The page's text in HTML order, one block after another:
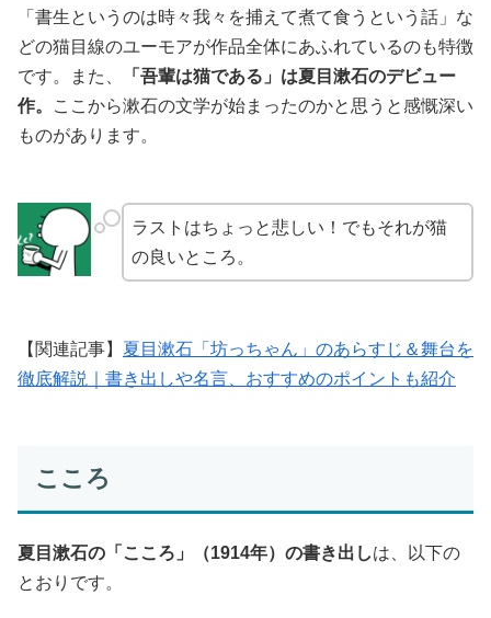
「書生というのは時々我々を捕えて煮て食うという話」な
どの猫目線のユーモアが作品全体にあふれているのも特徴
です。また、
「吾輩は猫である」は夏目漱石のデビュー
作。
ここから漱石の文学が始まったのかと思うと感慨深い
ものがあります。
ラストはちょっと悲しい！でもそれが猫
の良いところ。
【関連記事】 夏目漱石「坊っちゃん」のあらすじ＆舞台を
徹底解説｜書き出しや名言、おすすめのポイントも紹介
こころ
夏目漱石の「こころ」（1914年）の書き出しは、以下の
とおりです。